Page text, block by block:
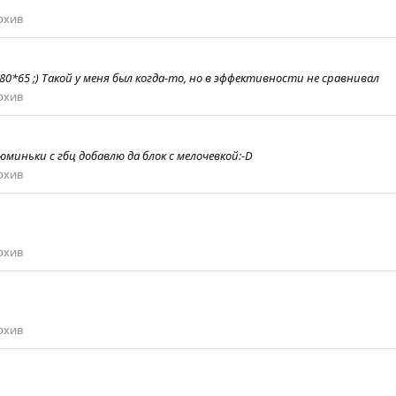
;) Такой у меня был когда-то, но в эффективности не сравнивал
с гбц добавлю да блок с мелочевкой:-D